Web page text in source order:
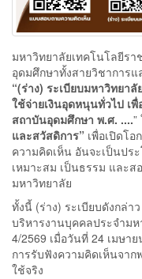
มหาวิทยาลัยเทคโนโลยีร
อุดมศึกษาทั้งสายวิชาการ
“(ร่าง) ระเบียบมหาวิทยา
ใช้จ่ายเงินอุดหนุนทั่วไป เ
สถาบันอุดมศึกษา พ.ศ. ....
และสวัสดิการ” เพื่อเปิดโ
ความคิดเห็น อันจะเป็นปร
เหมาะสม เป็นธรรม และ
มหาวิทยาลัย
ทั้งนี้ (ร่าง) ระเบียบดังกล่
บริหารงานบุคคลประจำม
4/2569 เมื่อวันที่ 24 เมษา
การรับฟังความคิดเห็นจา
ใช้จริง